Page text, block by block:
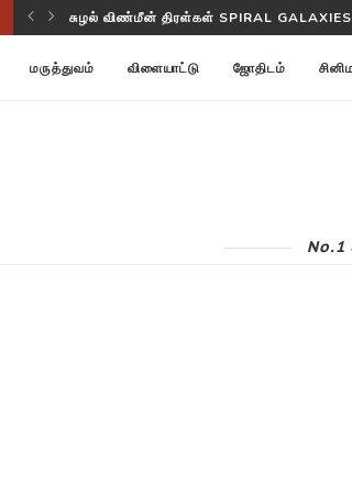
அன்னோம் கிட்டத்தட்ட ANNOM LISTS
மருத்துவம் விளையாட்டு ஜோதிடம்